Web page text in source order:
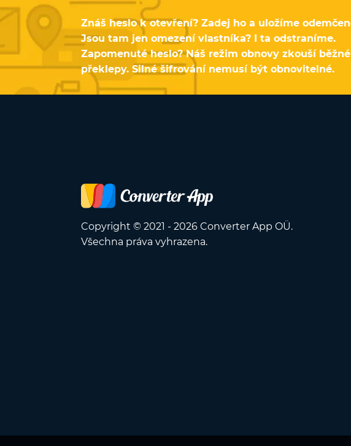
Znáš heslo k otevření? Zadej ho a uložíme
Jsou tam jen omezení vlastníka? I ta odstraníme.
Zapomenuté heslo? Náš režim obnovy zkouší
překlepy. Silné šifrování nemusí být obnovitelné.
Copyright © 2021 - 2026 Converter App OÜ.
Všechna práva vyhrazena.